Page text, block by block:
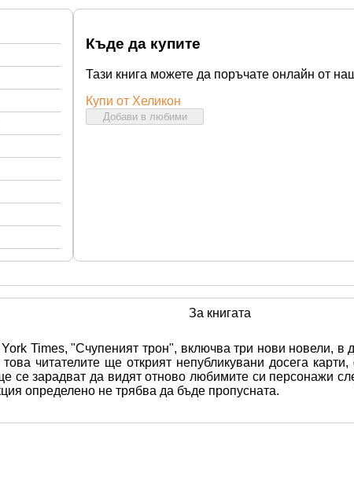
Къде да купите
Тази книга можете да поръчате онлайн от
Купи от Хеликон
Добави в любими
За книгата
Times, "Счупеният трон", включва три нови новели, в
читателите ще открият непубликувани досега
се зарадват да видят отново любимите си персонажи
определено не трябва да бъде пропусната.